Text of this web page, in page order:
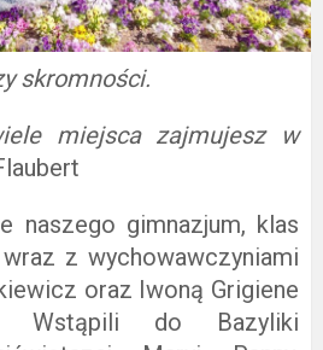
skromności.
miejsca zajmujesz w
naszego gimnazjum, klas
z wychowawczyniami
oraz Iwoną Grigiene
Wstąpili do Bazyliki